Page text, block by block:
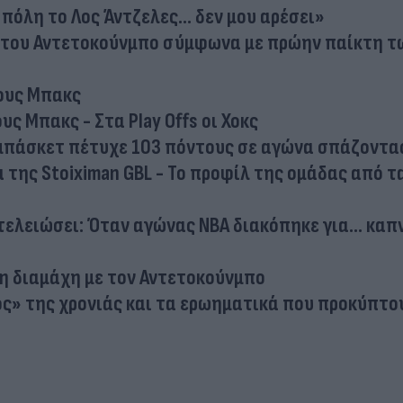
το Λος Άντζελες... δεν μου αρέσει»
Αντετοκούνμπο σύμφωνα με πρώην παίκτη
Μπακς
Μπακς - Στα Play Offs οι Χοκς
πέτυχε 103 πόντους σε αγώνα
Stoiximan GBL - Το προφίλ της ομάδας από
Όταν αγώνας NBA διακόπηκε για…
διαμάχη με τον Αντετοκούνμπο
της χρονιάς και τα ερωηματικά που